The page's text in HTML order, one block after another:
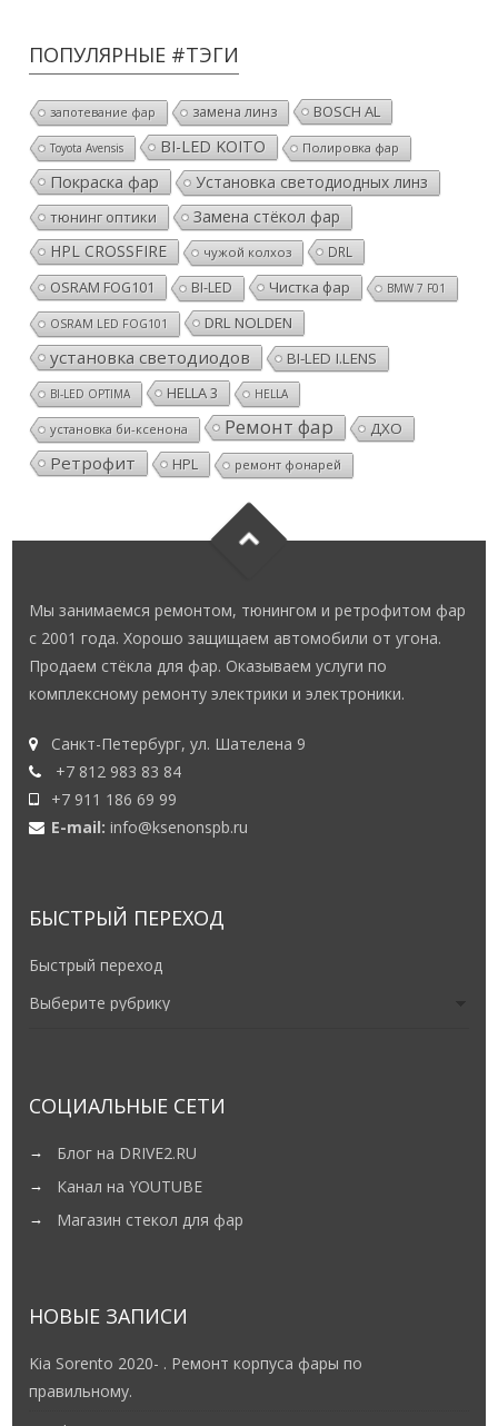
Toyota Avensis BI-LED KOITO Полировка фар
Покраска фар Установка светодиодных линз
тюнинг оптики
Замена стёкол фар
HPL CROSSFIRE
чужой колхоз DRL
OSRAM FOG101 BI-LED Чистка фар
OSRAM LED FOG101 DRL NOLDEN
установка светодиодов BI-LED I.LENS
BI-LED OPTIMA HELLA 3 HELLA
установка би-ксенона Ремонт фар
Ретрофит HPL ремонт фонарей
с 2001 года. Хорошо защищаем автомобили от угона.
Продаем стёкла для фар. Оказываем услуги по
комплексному ремонту электрики и электроники.
+7 812 983 83 84
+7 911 186 69 99
E-mail:info@ksenonspb.ru
Канал на YOUTUBE
Магазин стекол для фар
правильному.